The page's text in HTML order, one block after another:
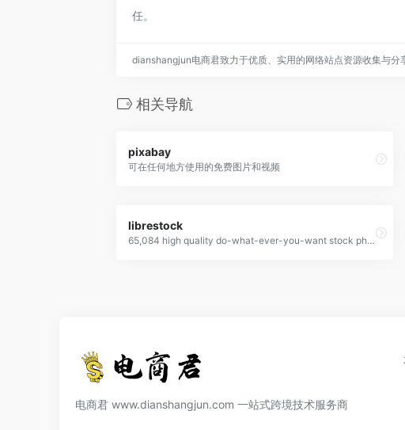
任。
dianshangjun电商君致力于优质、实用的网络站点资源收集与分
相关导航
pixabay
可在任何地方使用的免费图片和视频
librestock
65,084 high quality do-what-ever-you-want stock photos
电商君 www.dianshangjun.com 一站式跨境技术服务商